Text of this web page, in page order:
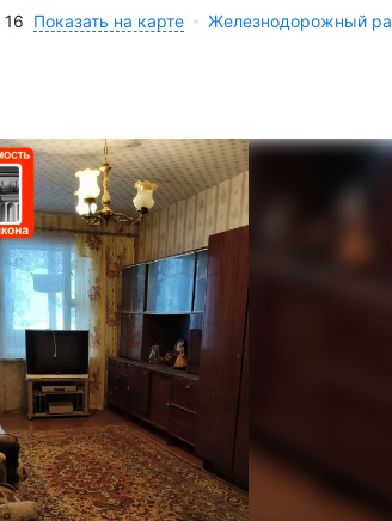
16 Показать на карте Железнодорожный